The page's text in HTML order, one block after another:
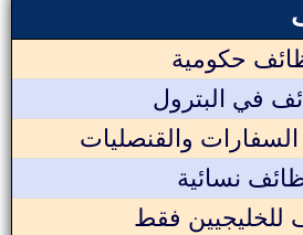
حكومية
في البترول
والقنصليات
نسائية
للخليجيين فقط